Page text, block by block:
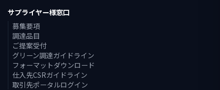
サプライヤー様窓口
募集要項
調達品目
ご提案受付
グリーン調達ガイドライン
フォーマットダウンロード
仕入先CSRガイドライン
取引先ポータルログイン